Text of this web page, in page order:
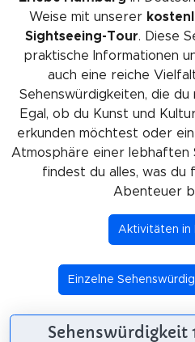
Weise mit unserer
Sightseeing-Tour. Diese
praktische Informationen
auch eine reiche
Sehenswürdigkeiten, die
Egal, ob du Kunst und
erkunden möchtest oder
Atmosphäre einer
findest du alles, was du
Abenteuer
Aktivitäten in
Einzelne
Sehenswürdigkeit